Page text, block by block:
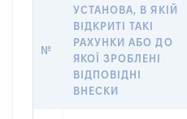
№
УСТАНОВА, В ЯКІЙ
ВІДКРИТІ ТАКІ
РАХУНКИ АБО ДО
ЯКОЇ ЗРОБЛЕНІ
ВІДПОВІДНІ
ВНЕСКИ